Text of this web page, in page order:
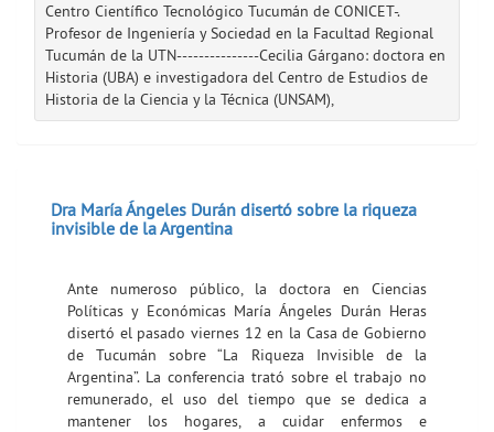
Centro Científico Tecnológico Tucumán de CONICET-.
Profesor de Ingeniería y Sociedad en la Facultad Regional
Tucumán de la UTN---------------Cecilia Gárgano: doctora en
Historia (UBA) e investigadora del Centro de Estudios de
Historia de la Ciencia y la Técnica (UNSAM),
Dra María Ángeles Durán disertó sobre la riqueza
invisible de la Argentina
Ante numeroso público, la doctora en Ciencias
Políticas y Económicas María Ángeles Durán Heras
disertó el pasado viernes 12 en la Casa de Gobierno
de Tucumán sobre “La Riqueza Invisible de la
Argentina”. La conferencia trató sobre el trabajo no
remunerado, el uso del tiempo que se dedica a
mantener los hogares, a cuidar enfermos e